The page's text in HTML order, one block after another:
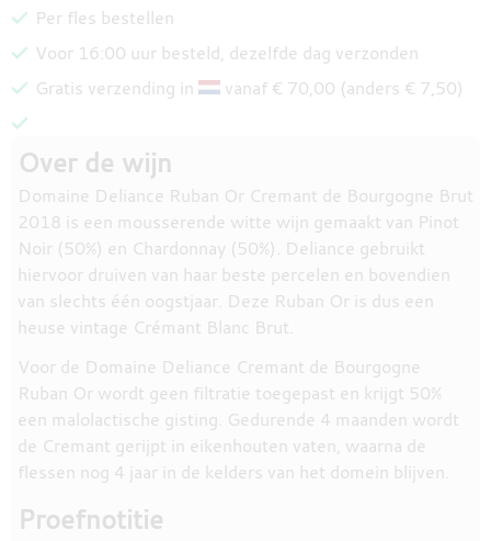
Per fles bestellen
Voor 16:00 uur besteld, dezelfde dag verzonden
Gratis verzending in
vanaf € 70,00 (anders € 7,50)
Over de wijn
Domaine Deliance Ruban Or Cremant de Bourgogne Brut
2018 is een mousserende witte wijn gemaakt van Pinot
Noir (50%) en Chardonnay (50%). Deliance gebruikt
hiervoor druiven van haar beste percelen en bovendien
van slechts één oogstjaar. Deze Ruban Or is dus een
heuse vintage Crémant Blanc Brut.
Voor de Domaine Deliance Cremant de Bourgogne
Ruban Or wordt geen filtratie toegepast en krijgt 50%
een malolactische gisting. Gedurende 4 maanden wordt
de Cremant gerijpt in eikenhouten vaten, waarna de
flessen nog 4 jaar in de kelders van het domein blijven.
Proefnotitie